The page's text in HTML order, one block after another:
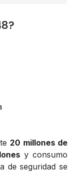
20 millones de
y consumo
de seguridad se